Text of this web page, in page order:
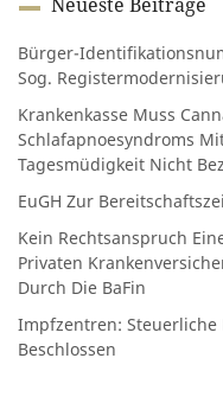
Bürger-
Sog.
Krankenkasse Muss
Schlafapnoesyndroms
Tagesmüdigkeit Nicht
EuGH Zur
Kein Rechtsanspruch
Privaten
Durch Die BaFin
Impfzentren:
Beschlossen